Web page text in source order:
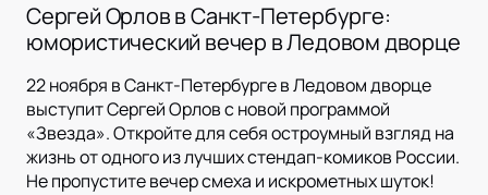
Сергей Орлов в Санкт-Петербурге:
юмористический вечер в Ледовом дворце
22 ноября в Санкт-Петербурге в Ледовом дворце
выступит Сергей Орлов с новой программой
«Звезда». Откройте для себя остроумный взгляд на
жизнь от одного из лучших стендап-комиков России.
Не пропустите вечер смеха и искрометных шуток!